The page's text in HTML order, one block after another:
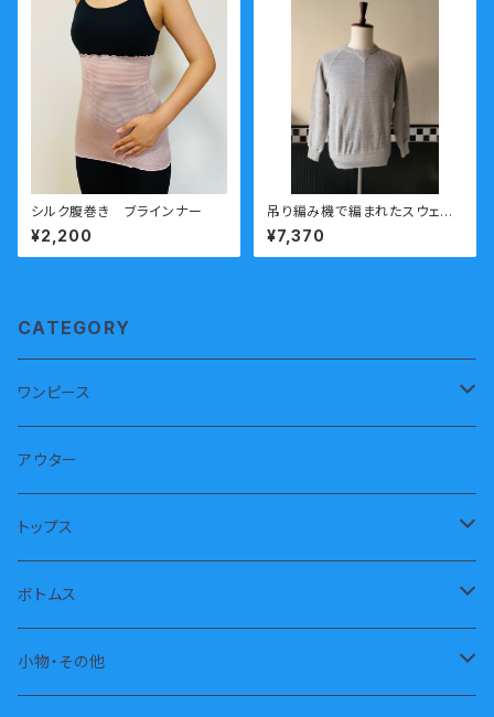
シルク腹巻き ブラインナー
¥2,200
吊り編み機で編まれたスウェッ
ト PATCHII (パッチ) 丸胴裏毛
ラグラントレーナー 薄いグレー
¥7,370
CATEGORY
ワンピース
半袖
長袖
ノースリーブ
アウター
トップス
トレーナー
パーカー
ボトムス
長パンツ
小物・その他